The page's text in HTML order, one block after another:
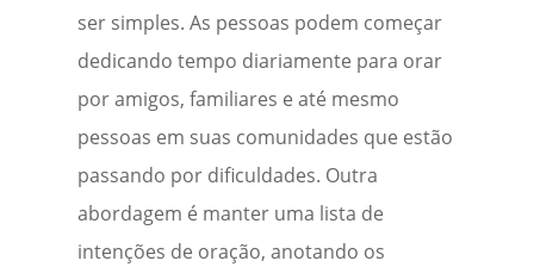
ser simples. As pessoas podem começar
dedicando tempo diariamente para orar
por amigos, familiares e até mesmo
pessoas em suas comunidades que estão
passando por dificuldades. Outra
abordagem é manter uma lista de
intenções de oração, anotando os